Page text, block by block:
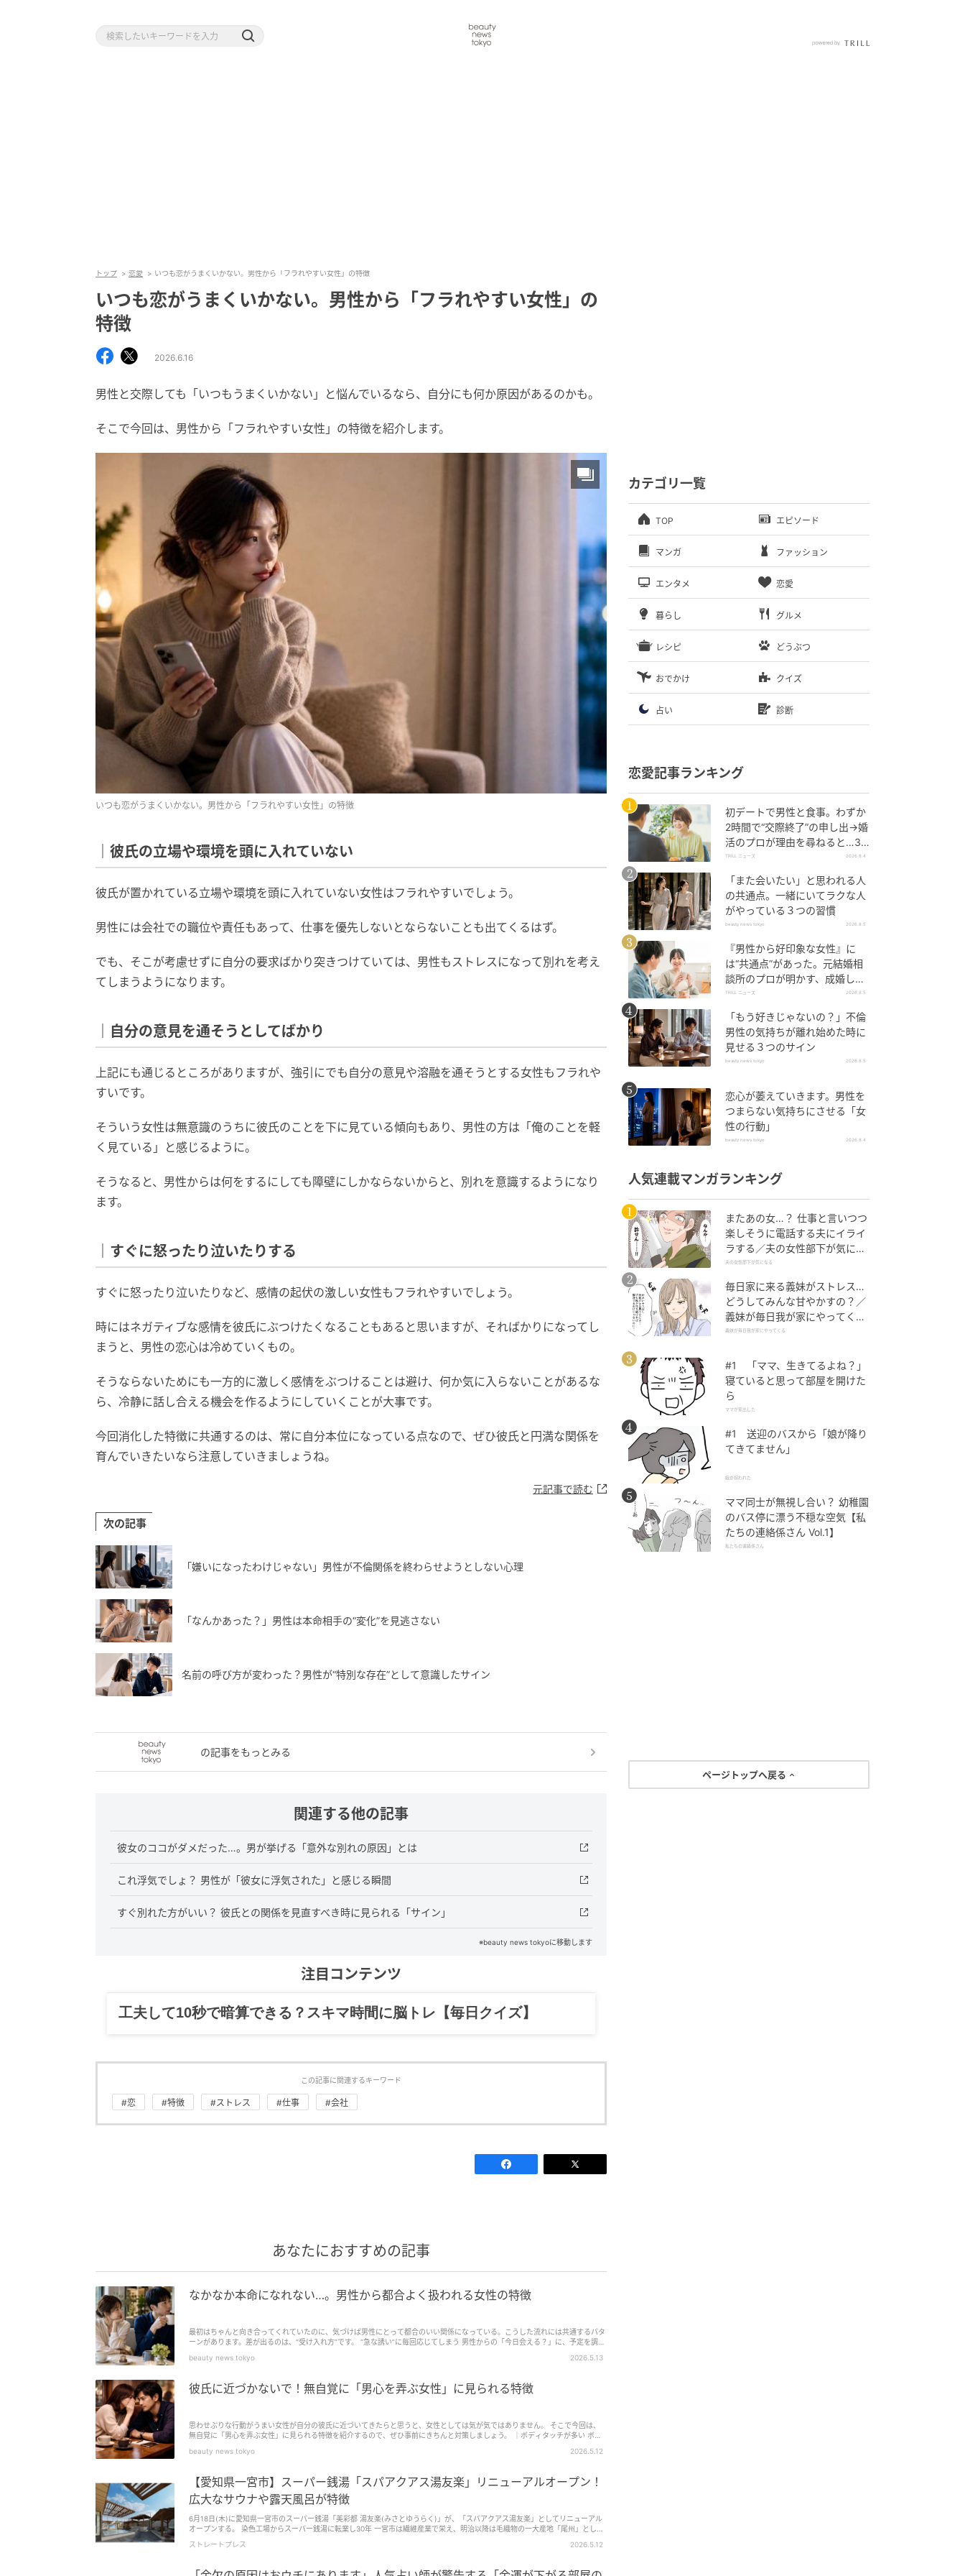
トップ 恋愛 いつも恋がうまくいかない。男性から「フラれやすい女性」の特徴
いつも恋がうまくいかない。男性から「フラれやすい女性」の
特徴
2026.6.16
男性と交際しても「いつもうまくいかない」と悩んでいるなら、自分にも何か原因があるのかも。
そこで今回は、男性から「フラれやすい女性」の特徴を紹介します。
いつも恋がうまくいかない。男性から「フラれやすい女性」の特徴
｜彼氏の立場や環境を頭に入れていない
彼氏が置かれている立場や環境を頭に入れていない女性はフラれやすいでしょう。
男性には会社での職位や責任もあって、仕事を優先しないとならないことも出てくるはず。
でも、そこが考慮せずに自分の要求ばかり突きつけていては、男性もストレスになって別れを考え
てしまうようになります。
｜自分の意見を通そうとしてばかり
上記にも通じるところがありますが、強引にでも自分の意見や溶融を通そうとする女性もフラれや
すいです。
そういう女性は無意識のうちに彼氏のことを下に見ている傾向もあり、男性の方は「俺のことを軽
く見ている」と感じるように。
そうなると、男性からは何をするにしても障壁にしかならないからと、別れを意識するようになり
ます。
｜すぐに怒ったり泣いたりする
すぐに怒ったり泣いたりなど、感情の起伏の激しい女性もフラれやすいでしょう。
時にはネガティブな感情を彼氏にぶつけたくなることもあると思いますが、そればかりになってし
まうと、男性の恋心は冷めていくもの。
そうならないためにも一方的に激しく感情をぶつけることは避け、何か気に入らないことがあるな
ら、冷静に話し合える機会を作るようにしていくことが大事です。
今回消化した特徴に共通するのは、常に自分本位になっている点なので、ぜひ彼氏と円満な関係を
育んでいきたいなら注意していきましょうね。
元記事で読む
次の記事
「嫌いになったわけじゃない」男性が不倫関係を終わらせようとしない心理
「なんかあった？」男性は本命相手の“変化”を見逃さない
名前の呼び方が変わった？男性が“特別な存在”として意識したサイン
の記事をもっとみる
関連する他の記事
彼女のココがダメだった…。男が挙げる「意外な別れの原因」とは
これ浮気でしょ？ 男性が「彼女に浮気された」と感じる瞬間
すぐ別れた方がいい？ 彼氏との関係を見直すべき時に見られる「サイン」
※beauty news tokyoに移動します
注目コンテンツ
グルメ、ギャグ、子育て、旅行記……全部、読めます。
この記事に関連するキーワード
#恋 #特徴 #ストレス #仕事 #会社
あなたにおすすめの記事
なかなか本命になれない…。男性から都合よく扱われる女性の特徴
最初はちゃんと向き合ってくれていたのに、気づけば男性にとって都合のいい関係になっている。こうした流れには共通するパタ
ーンがあります。差が出るのは、“受け入れ方”です。 “急な誘い”に毎回応じてしまう 男性からの「今日会える？」に、予定を調整
beauty news tokyo 2026.5.13
彼氏に近づかないで！無自覚に「男心を弄ぶ女性」に見られる特徴
思わせぶりな行動がうまい女性が自分の彼氏に近づいてきたらと思うと、女性としては気が気ではありません。 そこで今回は、
無自覚に「男心を弄ぶ女性」に見られる特徴を紹介するので、ぜひ事前にきちんと対策しましょう。 ｜ボディタッチが多い ボデ
beauty news tokyo 2026.5.12
【愛知県一宮市】スーパー銭湯「スパアクアス湯友楽」リニューアルオープン！
広大なサウナや露天風呂が特徴
6月18日(木)に愛知県一宮市のスーパー銭湯「美彩都 湯友楽(みさとゆうらく)」が、「スパアクアス湯友楽」としてリニューアル
オープンする。 染色工場からスーパー銭湯に転業し30年 一宮市は繊維産業で栄え、明治以降は毛織物の一大産地「尾州」として
[caption id="attachment_1606872" align="aligncenter" width="600"] 1996年「スーパー銭湯湯友楽」開業[/caption]
パアクアス湯友楽」「美彩都 湯友楽」の母体・イトシン興業は車のシートを染める染色工場だった。給排水のインフラ、ボイラ
ストレートプレス 2026.5.12
カテゴリ一覧
TOP エピソード
マンガ ファッション
エンタメ 恋愛
暮らし グルメ
レシピ どうぶつ
おでかけ クイズ
占い 診断
恋愛記事ランキング
初デートで男性と食事。わずか
2時間で“交際終了”の申し出→婚
活のプロが理由を尋ねると…34
歳女性が明かした“呆れた理由”
TRILL ニュース 2026.8.4
「また会いたい」と思われる人
の共通点。一緒にいてラクな人
がやっている３つの習慣
beauty news tokyo 2026.8.5
『男性から好印象な女性』に
は“共通点”があった。元結婚相
談所のプロが明かす、成婚しや
すい人の“たった1つの特徴”と
TRILL ニュース 2026.8.5
「もう好きじゃないの？」不倫
男性の気持ちが離れ始めた時に
見せる３つのサイン
beauty news tokyo 2026.8.5
恋心が萎えていきます。男性を
つまらない気持ちにさせる「女
性の行動」
beauty news tokyo 2026.8.4
人気連載マンガランキング
またあの女…？ 仕事と言いつつ
楽しそうに電話する夫にイライ
ラする／夫の女性部下が気にな
る（1）【夫婦の危機 まんが】
夫の女性部下が気になる
毎日家に来る義妹がストレス…
どうしてみんな甘やかすの？／
義妹が毎日我が家にやってくる
（1）【義父母がシンドイんで
義妹が毎日我が家にやってくる
#1 「ママ、生きてるよね？」
寝ていると思って部屋を開けた
ら
ママが家出した
#1 送迎のバスから「娘が降り
てきてません」
娘が拐われた
ママ同士が無視し合い？ 幼稚園
のバス停に漂う不穏な空気【私
たちの連絡係さん Vol.1】
私たちの連絡係さん
ページトップへ戻る